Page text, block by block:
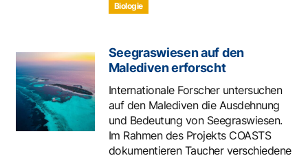
Biologie
Seegraswiesen auf den
Malediven erforscht
Internationale Forscher untersuchen
auf den Malediven die Ausdehnung
und Bedeutung von Seegraswiesen.
Im Rahmen des Projekts COASTS
dokumentieren Taucher verschiedene